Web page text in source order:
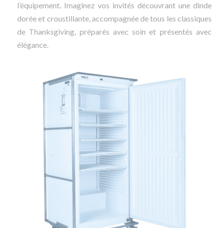
l’équipement. Imaginez vos invités découvrant une dinde
dorée et croustillante, accompagnée de tous les classiques
de Thanksgiving, préparés avec soin et présentés avec
élégance.